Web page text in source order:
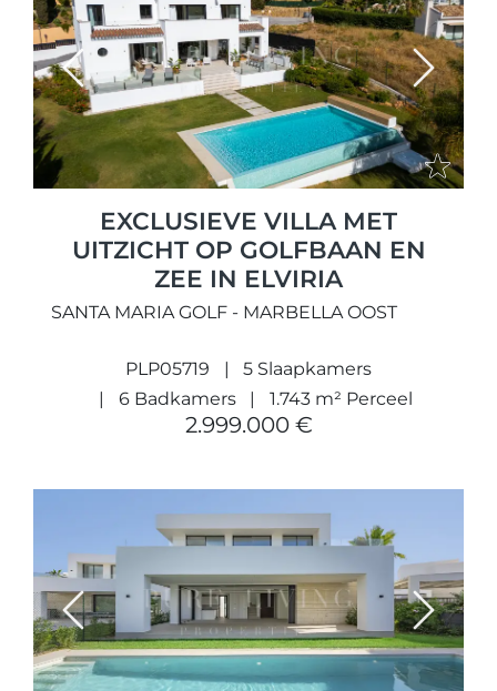
Previous Next
EXCLUSIEVE VILLA MET
UITZICHT OP GOLFBAAN EN
ZEE IN ELVIRIA
SANTA MARIA GOLF - MARBELLA OOST
PLP05719
5 Slaapkamers
6 Badkamers
1.743 m² Perceel
2.999.000 €
Previous Next